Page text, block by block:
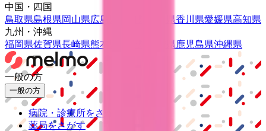
中国・四国
鳥取県島根県岡山県広島県 徳島県香川県愛媛県高知県
九州・沖縄
福岡県佐賀県長崎県熊本県 宮崎県鹿児島県沖縄県
一般の方
一般の方
病院・診療所をさがす
薬局をさがす